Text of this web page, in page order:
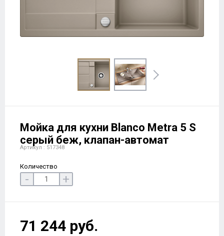
Мойка для кухни Blanco Metra 5 S
серый беж, клапан-автомат
Артикул : 517348
Количество
- +
71 244 руб.